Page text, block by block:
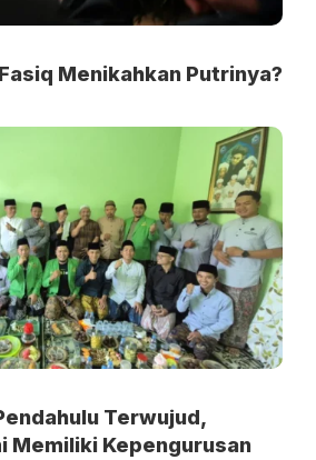
Menikahkan Putrinya?
Terwujud,
Memiliki Kepengurusan